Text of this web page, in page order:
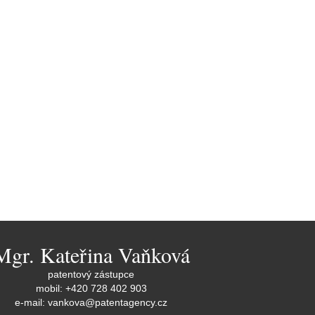
Kateřina Vaňková
patentový zástupce
mobil: +420 728 402 903
e-mail:vankova@patentagency.cz